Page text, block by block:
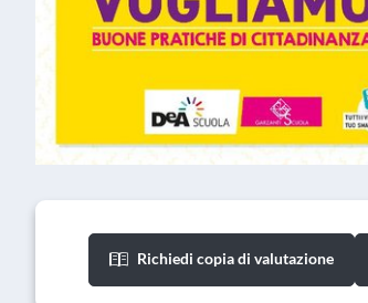
Richiedi copia di valutazione